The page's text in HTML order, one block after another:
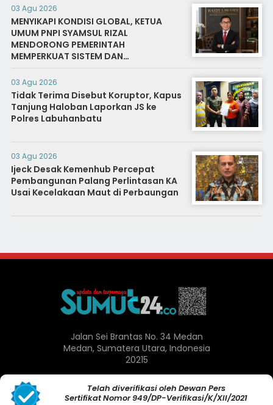
03 Agu 2026
MENYIKAPI KONDISI GLOBAL, KETUA
UMUM PNPI SYAMSUL RIZAL
MENDORONG PEMERINTAH
MEMPERKUAT SISTEM DAN
INFRASTRUKTUR INTELIJEN NEGARA
03 Agu 2026
Tidak Terima Disebut Koruptor, Kapus
Tanjung Haloban Laporkan JS ke
Polres Labuhanbatu
03 Agu 2026
Ijeck Desak Kemenhub Percepat
Pembangunan Palang Perlintasan KA
Usai Kecelakaan Maut di Perbaungan
Jalan Sei Brantas No. 34 Medan
Medan, Sumatera Utara, Indonesia
20215
Telah diverifikasi oleh Dewan Pers
Sertifikat Nomor 949/DP-Verifikasi/K/XII/2021